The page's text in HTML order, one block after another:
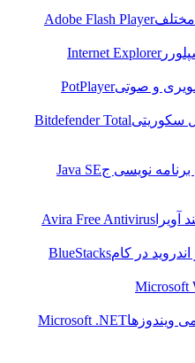
مختلفAdobe Flash Player
Internet Explorer
و صوتیPotPlayer
سکوریتیBitdefender Total
برنامه نویسی جJava SE
Avira Free Antivirus
در کامBlueStacks
ویندوزهاMicrosoft .NET